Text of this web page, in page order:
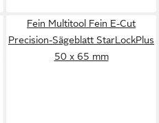
Fein Multitool Fein E-Cut
Precision-Sägeblatt StarLockPlus
50 x 65 mm